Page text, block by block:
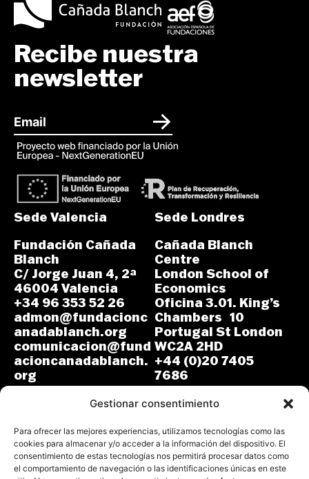
Gestionar consentimiento
Para ofrecer las mejores experiencias, utilizamos tecnologías como las
cookies para almacenar y/o acceder a la información del dispositivo. El
consentimiento de estas tecnologías nos permitirá procesar datos como
el comportamiento de navegación o las identificaciones únicas en este
Recibe nuestra
newsletter
Sede Valencia
Fundación Cañada
Blanch
C/ Jorge Juan 4, 2ª
46004 Valencia
+34 96 353 52 26
admon@fundacionc
anadablanch.org
comunicacion@fund
acioncanadablanch.
org
Sede Londres
Cañada Blanch
Centre
London School of
Economics
Oficina 3.01. King’s
Chambers 10
Portugal St London
WC2A 2HD
+44 (0)20 7405
7686
m.osuna-
vergara@lse.ac.uk